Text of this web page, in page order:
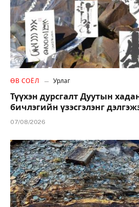
ӨВ СОЁЛ Урлаг
Түүхэн дурсгалт Дуутын
бичлэгийн үзэсгэлэнг
07/08/2026